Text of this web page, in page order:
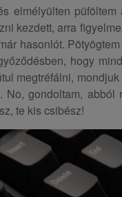
elmélyülten
kezdett, arra
hasonlót.
hogy
megtréfálni,
No, gondoltam,
te kis csibész!